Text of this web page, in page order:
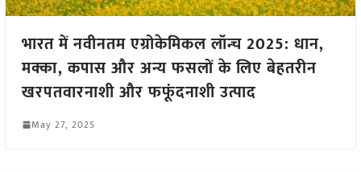
भारत में नवीनतम एग्रोकेमिकल लॉन्च 2025: धान,
मक्का, कपास और अन्य फसलों के लिए बेहतरीन
खरपतवारनाशी और फफूंदनाशी उत्पाद
May 27, 2025